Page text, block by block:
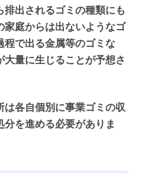
排出されるゴミの種類にも
家庭からは出ないようなゴ
程で出る金属等のゴミな
大量に生じることが予想さ
は各自個別に事業ゴミの収
を進める必要がありま